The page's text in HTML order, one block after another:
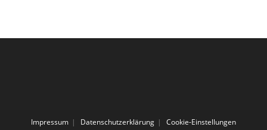
Impressum Datenschutzerklärung Cookie-Einstellungen